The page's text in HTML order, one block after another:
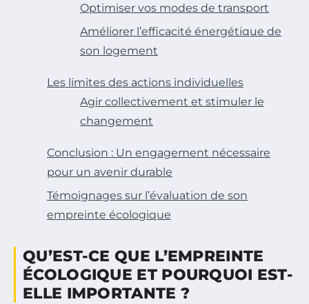
Optimiser vos modes de transport
Améliorer l’efficacité énergétique de
son logement
Les limites des actions individuelles
Agir collectivement et stimuler le
changement
Conclusion : Un engagement nécessaire
pour un avenir durable
Témoignages sur l’évaluation de son
empreinte écologique
QU’EST-CE QUE L’EMPREINTE
ÉCOLOGIQUE ET POURQUOI EST-
ELLE IMPORTANTE ?